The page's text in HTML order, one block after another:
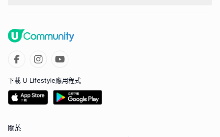
下載 U Lifestyle應用程式
關於